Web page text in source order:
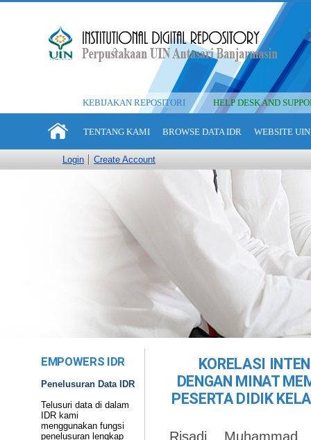
KEBIJAKAN REPOSITORI HELP DESK AND
TENTANG KAMI BROWSE DATA IDR WEBSITE
Login Create Account
EMPOWERS IDR
Penelusuran Data IDR
Telusuri data di dalam
IDR kami
menggunakan fungsi
penelusuran lengkap
KORELASI
DENGAN MINAT
PESERTA DIDIK
Risadi, Muhammad